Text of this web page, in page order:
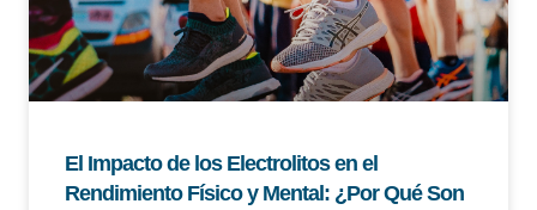
El Impacto de los Electrolitos en el
Rendimiento Físico y Mental: ¿Por Qué Son